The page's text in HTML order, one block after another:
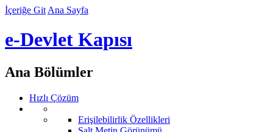
İçeriğe Git Ana Sayfa
e-Devlet Kapısı
Ana Bölümler
Hızlı Çözüm
Erişilebilirlik Özellikleri